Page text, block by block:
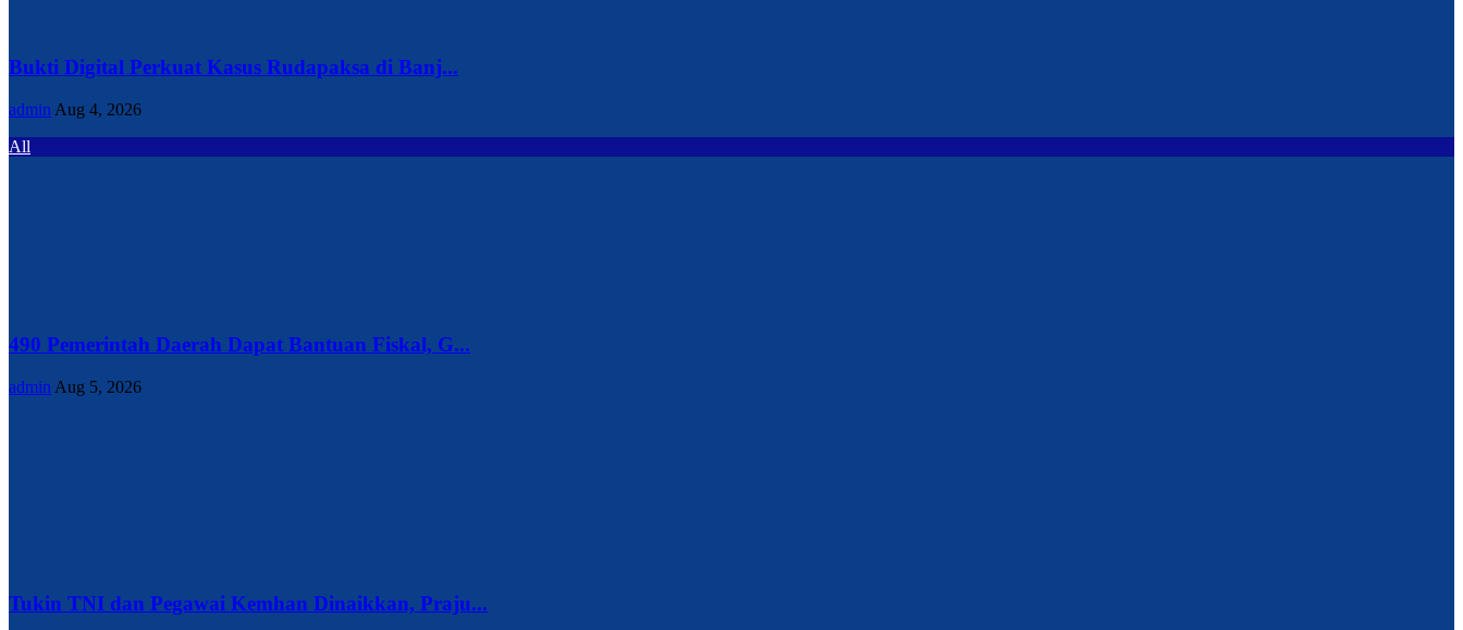
Bukti Digital Perkuat Kasus Rudapaksa di Banj...
admin Aug 4, 2026
All
490 Pemerintah Daerah Dapat Bantuan Fiskal, G...
admin Aug 5, 2026
Tukin TNI dan Pegawai Kemhan Dinaikkan, Praju...